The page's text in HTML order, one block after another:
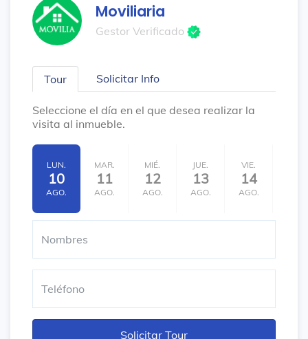
Moviliaria
Gestor Verificado
Tour Solicitar Info
Seleccione el día en el que desea realizar la
visita al inmueble.
LUN.
10
AGO.
MAR.
11
AGO.
MIÉ.
12
AGO.
JUE.
13
AGO.
VIE.
14
AGO.